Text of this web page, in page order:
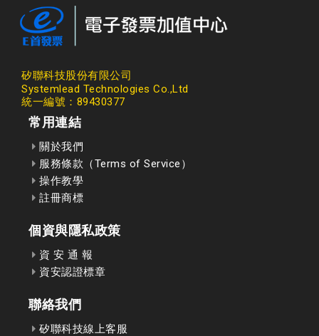
矽聯科技股份有限公司
Systemlead Technologies Co.,Ltd
統一編號：89430377
常用連結
關於我們
服務條款（Terms of Service）
操作教學
註冊商標
個資與隱私政策
資 安 通 報
資安認證標章
聯絡我們
矽聯科技線上客服